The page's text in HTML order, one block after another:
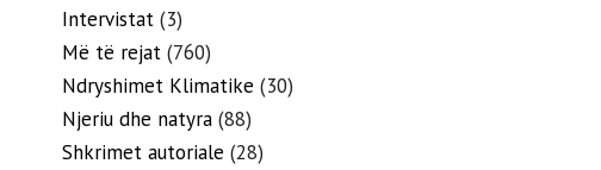
Intervistat (3)
Më të rejat (760)
Ndryshimet Klimatike (30)
Njeriu dhe natyra (88)
Shkrimet autoriale (28)